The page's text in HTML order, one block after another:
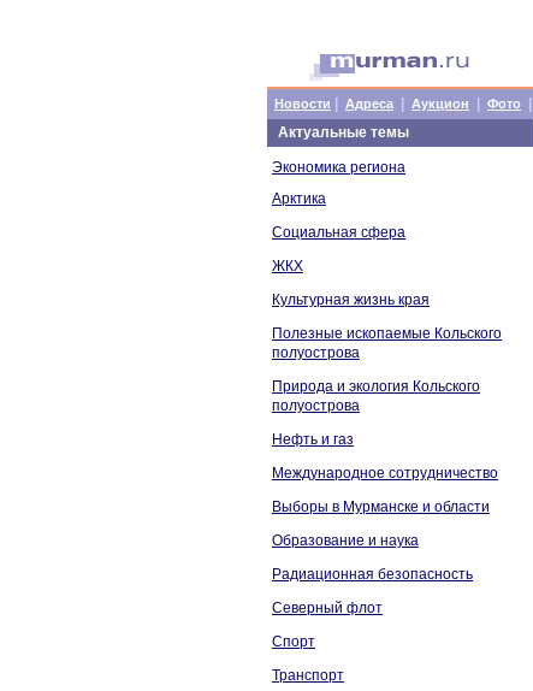
Новости Адреса Аукцион Фото
Актуальные темы
Экономика региона
Арктика
Социальная сфера
ЖКХ
Культурная жизнь края
Полезные ископаемые Кольского
полуострова
Природа и экология Кольского
полуострова
Нефть и газ
Международное сотрудничество
Выборы в Мурманске и области
Образование и наука
Радиационная безопасность
Северный флот
Спорт
Транспорт